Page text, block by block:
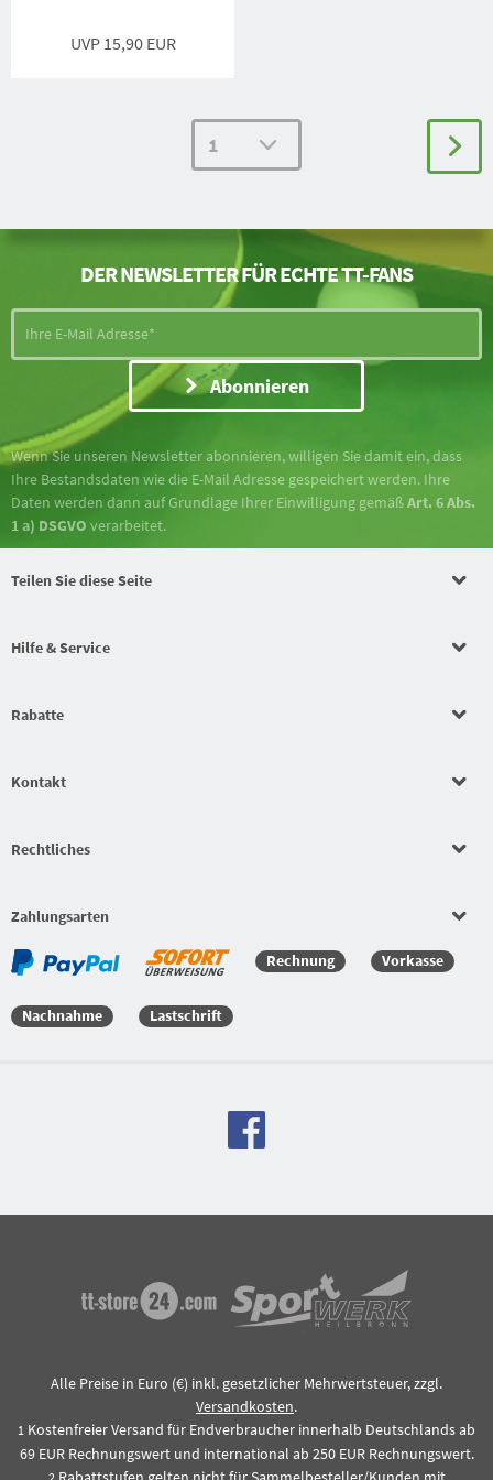
UVP 15,90 EUR
DER NEWSLETTER FÜR ECHTE TT-FANS
Abonnieren
Wenn Sie unseren Newsletter abonnieren, willigen Sie damit ein, dass
Ihre Bestandsdaten wie die E-Mail Adresse gespeichert werden. Ihre
Daten werden dann auf Grundlage Ihrer Einwilligung gemäßArt. 6 Abs.
1 a) DSGVO verarbeitet.
Teilen Sie diese Seite
Hilfe & Service
Rabatte
Kontakt
Rechtliches
Zahlungsarten
Rechnung Vorkasse
Nachnahme Lastschrift
Alle Preise in Euro (€) inkl. gesetzlicher Mehrwertsteuer, zzgl.
Versandkosten.
1 Kostenfreier Versand für Endverbraucher innerhalb Deutschlands ab
69 EUR Rechnungswert und international ab 250 EUR Rechnungswert.